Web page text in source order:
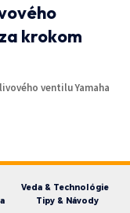
krokom
ventilu Yamaha
Veda & Technológie
Tipy & Návody